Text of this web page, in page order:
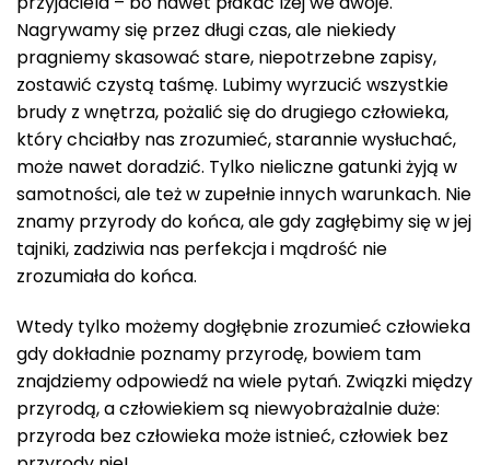
Nagrywamy się przez długi czas, ale niekiedy
pragniemy skasować stare, niepotrzebne zapisy,
zostawić czystą taśmę. Lubimy wyrzucić wszystkie
brudy z wnętrza, pożalić się do drugiego człowieka,
który chciałby nas zrozumieć, starannie wysłuchać,
może nawet doradzić. Tylko nieliczne gatunki żyją w
samotności, ale też w zupełnie innych warunkach. Nie
znamy przyrody do końca, ale gdy zagłębimy się w jej
tajniki, zadziwia nas perfekcja i mądrość nie
zrozumiała do końca.
Wtedy tylko możemy dogłębnie zrozumieć człowieka
gdy dokładnie poznamy przyrodę, bowiem tam
znajdziemy odpowiedź na wiele pytań. Związki między
przyrodą, a człowiekiem są niewyobrażalnie duże:
przyroda bez człowieka może istnieć, człowiek bez